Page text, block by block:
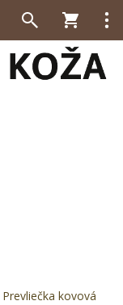
Prevliečka kovová